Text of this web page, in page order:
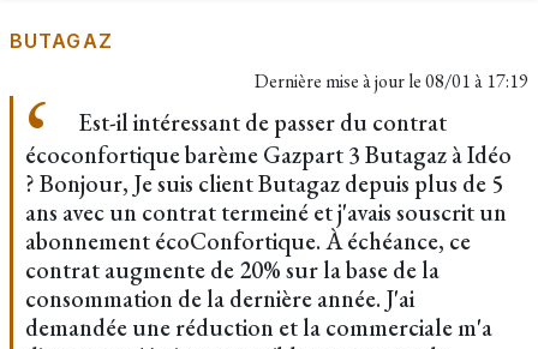
BUTAGAZ
Dernière mise à jour le08/01 à 17:19
Est-il intéressant de passer du contrat
écoconfortique barème Gazpart 3 Butagaz à Idéo
? Bonjour, Je suis client Butagaz depuis plus de 5
ans avec un contrat termeiné et j'avais souscrit un
abonnement écoConfortique. À échéance, ce
contrat augmente de 20% sur la base de la
consommation de la dernière année. J'ai
demandée une réduction et la commerciale m'a